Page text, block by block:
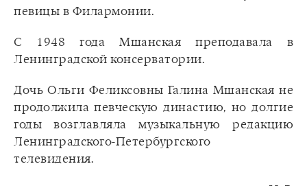
певицы в Филармонии.
С 1948 года Мшанская преподавала в
Ленинградской консерватории.
Дочь Ольги Феликсовны Галина Мшанская не
продолжила певческую династию, но долгие
годы возглавляла музыкальную редакцию
Ленинградского-Петербургского
телевидения.